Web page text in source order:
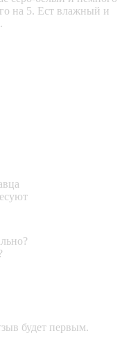
на 5. Ест влажный и
будет первым.